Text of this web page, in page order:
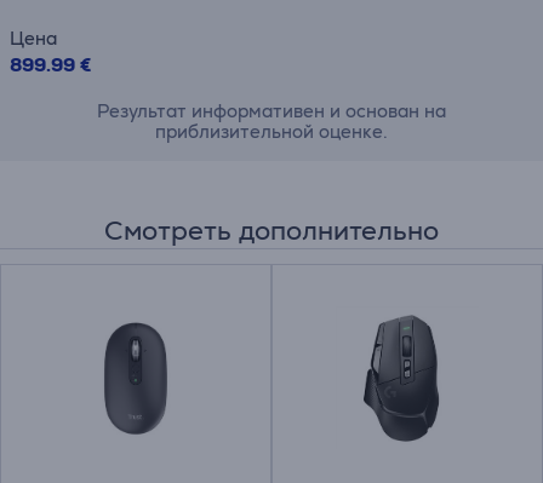
Цена
899.99 €
Результат информативен и основан на
приблизительной оценке.
Смотреть дополнительно